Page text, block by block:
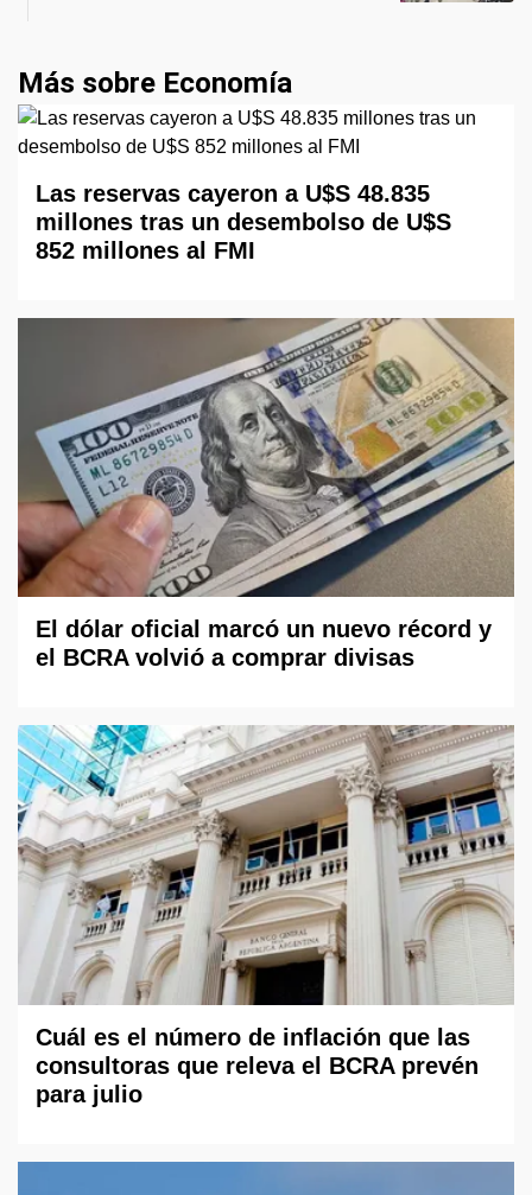
Más sobre Economía
Las reservas cayeron a U$S 48.835
millones tras un desembolso de U$S
852 millones al FMI
El dólar oficial marcó un nuevo récord y
el BCRA volvió a comprar divisas
Cuál es el número de inflación que las
consultoras que releva el BCRA prevén
para julio